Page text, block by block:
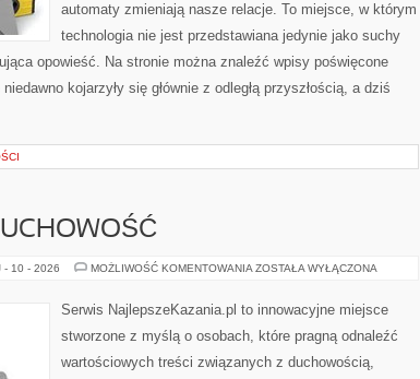
automaty zmieniają nasze relacje. To miejsce, w którym
technologia nie jest przedstawiana jedynie jako suchy
opowieść. Na stronie można znaleźć wpisy poświęcone
kojarzyły się głównie z odległą przyszłością, a dziś
- 10 - 2026 MOŻLIWOŚĆ KOMENTOWANIA MODLITWA
ZOSTAŁA WYŁĄCZONA
Serwis NajlepszeKazania.pl to innowacyjne miejsce
stworzone z myślą o osobach, które pragną odnaleźć
wartościowych treści związanych z duchowością,